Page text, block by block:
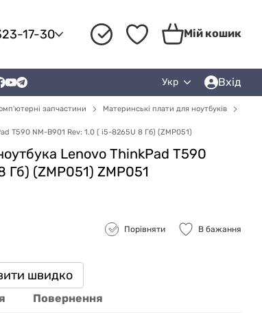
17-30 Мій кошик
Укр Вхід
запчастини
Материнські плати для ноутбуків
T590 NM-B901 Rev: 1.0 ( i5-8265U 8 Гб) (ZMP051)
Lenovo ThinkPad T590
(ZMP051) ZMP051
Порівняти В бажання
швидко
Повернення